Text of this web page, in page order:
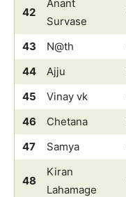
42
Anant
Survase
43 N@th
44
Ajju
45
Vinay vk
46
Chetana
47
Samya
48
Kiran
Lahamage